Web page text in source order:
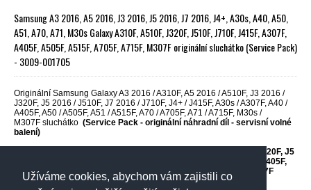
Užíváme cookies, abychom vám zajistili co
Samsung A3 2016, A5 2016, J3 2016, J5 2016, J7 2016, J4+, A30s, A40, A50,
A51, A70, A71, M30s Galaxy A310F, A510F, J320F, J510F, J710F, J415F, A307F,
A405F, A505F, A515F, A705F, A715F, M307F originální sluchátko (Service Pack)
- 3009-001705
Originální Samsung Galaxy A3 2016 / A310F, A5 2016 / A510F, J3 2016 /
J320F, J5 2016 / J510F, J7 2016 / J710F, J4+ / J415F, A30s / A307F, A40 /
A405F, A50 / A505F, A51 / A515F, A70 / A705F, A71 / A715F, M30s /
M307F sluchátko (Service Pack - originální náhradní díl - servisní volné
balení)
Samsung Galaxy A3 2016 / A310F, A5 2016 / A510F, J3 2016 / J320F, J5
2016 / J510F, J7 2016 / J710F, J4+ / J415F, A30s / A307F, A40 / A405F,
A50 / A505F, A51 / A515F, A70 / A705F, A71 / A715F, M30s / M307F